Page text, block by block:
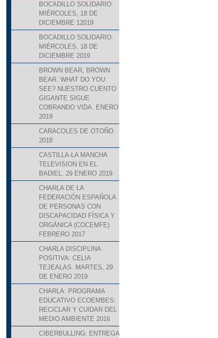
BOCADILLO SOLIDARIO.
MIÉRCOLES, 18 DE
DICIEMBRE 12019
BOCADILLO SOLIDARIO.
MIÉRCOLES, 18 DE
DICIEMBRE 2019
BROWN BEAR, BROWN
BEAR. WHAT DO YOU
SEE? NUESTRO CUENTO
GIGANTE SIGUE
COBRANDO VIDA. ENERO
2019
CARACOLES DE OTOÑO
2018
CASTILLA-LA MANCHA
TELEVISION EN EL
BADIEL. 29 ENERO 2019
CHARLA DE LA
FEDERACIÓN ESPAÑOLA
DE PERSONAS CON
DISCAPACIDAD FÍSICA Y
ORGÁNICA (COCEMFE)
FEBRERO 2017
CHARLA DISCIPLINA
POSITIVA: CELIA
TEJEALAS. MARTES, 29
DE ENERO 2019.
CHARLA: PROGRAMA
EDUCATIVO ECOEMBES:
RECICLAR Y CUIDAR DEL
MEDIO AMBIENTE 2016
CIBERBULLING: ENTREGA